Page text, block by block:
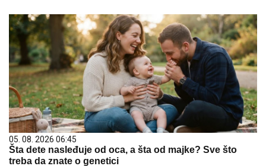
05. 08. 2026 06:45
Šta dete nasleđuje od oca, a šta od majke? Sve što
treba da znate o genetici